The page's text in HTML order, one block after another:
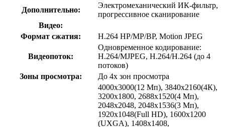
Дополнительно:
Электромеханический ИК-фильтр,
прогрессивное сканирование
Видео:
Формат сжатия:
H.264 HP/MP/BP, Motion JPEG
Видеопоток:
Одновременное кодирование:
Н.264/MJPEG, H.264/H.264 (до 4
потоков)
Зоны просмотра:
До 4х зон просмотра
4000x3000(12 Мп), 3840x2160(4К),
3200x1800, 2688x1520(4 Мп),
2048x2048, 2048x1536(3 Мп),
1920x1048(Full HD), 1600x1200
(UXGA), 1408x1408,